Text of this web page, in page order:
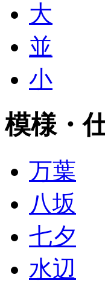
大
並
小
模様・
万葉
八坂
七夕
水辺